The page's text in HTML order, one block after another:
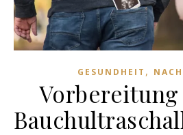
GESUNDHEIT ,
Vorbereitung